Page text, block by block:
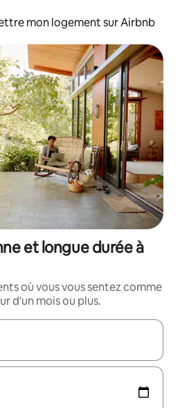
mon logement sur Airbnb
et longue durée à
où vous vous sentez comme
d'un mois ou plus.
utilisez les flèches vers le